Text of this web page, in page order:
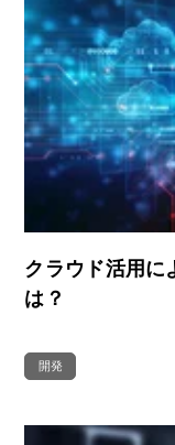
クラウド活用に
は？
開発